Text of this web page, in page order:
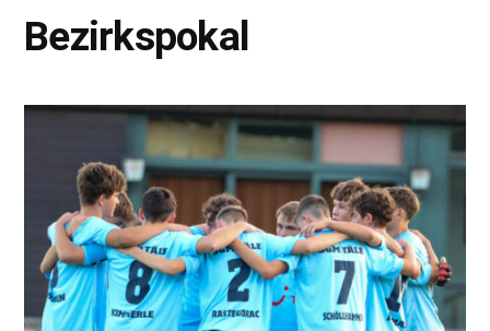
Bezirkspokal